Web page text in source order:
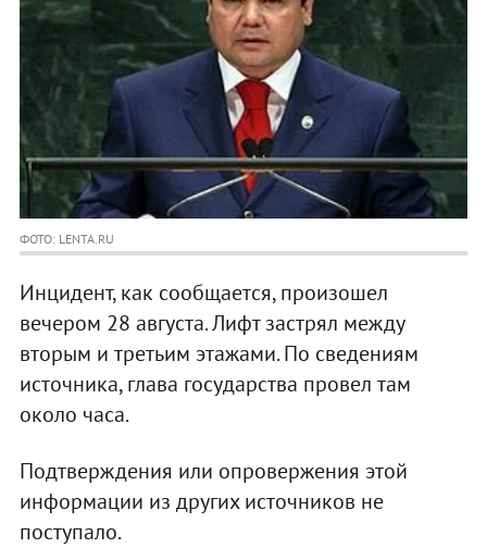
ФОТО: LENTA.RU
Инцидент, как сообщается, произошел
вечером 28 августа. Лифт застрял между
вторым и третьим этажами. По сведениям
источника, глава государства провел там
около часа.
Подтверждения или опровержения этой
информации из других источников не
поступало.